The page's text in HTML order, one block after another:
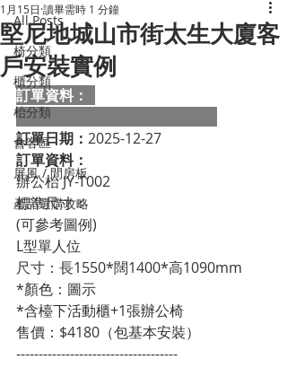
All Posts
椅分類
櫃分類
枱分類
會客區
屏風 / 間房板
產品選購攻略
堅尼地城山市街太生大廈客
戶安裝實例
1月15日 讀畢需時 1 分鐘
訂單資料：
訂單日期： 2025-12-27
訂單資料：
辦公枱 JY-T002
標準尺寸：
(可參考圖例)
L型單人位
尺寸：長1550*闊1400*高1090mm
*顏色：圖示
*含檯下活動櫃+1張辦公椅
售價：$4180（包基本安裝）
------------------------------------